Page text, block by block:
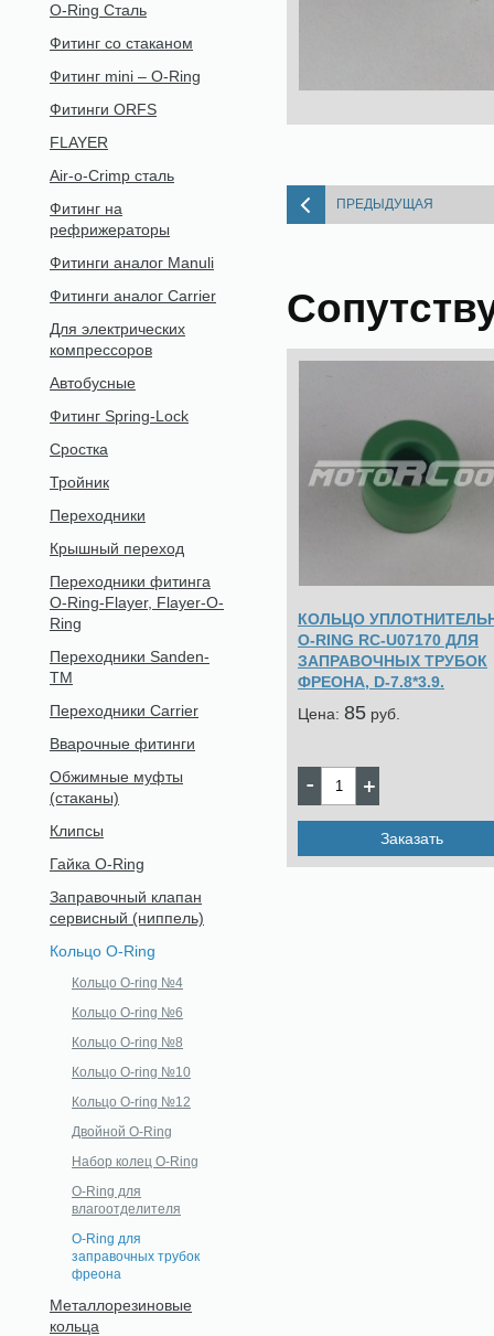
ПРЕДЫДУЩАЯ
КОЛЬЦО
O-RING RC-U07170 ДЛЯ
ЗАПРАВОЧНЫХ ТРУБОК
ФРЕОНА, D-7.8*3.9.
Цена: 85 pуб.
Заказать
O-Ring Сталь
Фитинг со стаканом
Фитинг mini – O-Ring
Фитинги ORFS
FLAYER
Air-o-Crimp сталь
Фитинг на
рефрижераторы
Фитинги аналог Manuli
Фитинги аналог Carrier
Для электрических
компрессоров
Автобусные
Фитинг Spring-Lock
Сростка
Тройник
Переходники
Крышный переход
Переходники фитинга
O-Ring-Flayer, Flayer-O-
Ring
Переходники Sanden-
TM
Переходники Carrier
Вварочные фитинги
Обжимные муфты
(стаканы)
Клипсы
Гайка O-Ring
Заправочный клапан
сервисный (ниппель)
Кольцо O-Ring
Кольцо O-ring №4
Кольцо O-ring №6
Кольцо O-ring №8
Кольцо O-ring №10
Кольцо O-ring №12
Двойной O-Ring
Набор колец O-Ring
O-Ring для
влагоотделителя
O-Ring для
заправочных трубок
фреона
Металлорезиновые
кольца